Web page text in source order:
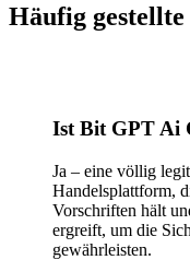
Häufig
Ist Bit GPT Ai
Ja – eine völlig
Handelsplattform,
Vorschriften hält
ergreift, um die
gewährleisten.